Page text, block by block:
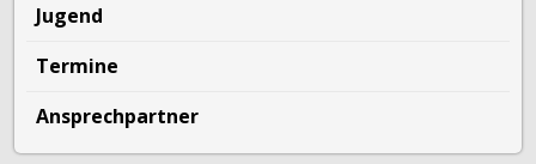
Jugend
Termine
Ansprechpartner